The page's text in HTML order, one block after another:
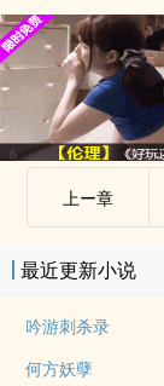
上ー章
最近更新小说
吟游刺杀录
何方妖孽